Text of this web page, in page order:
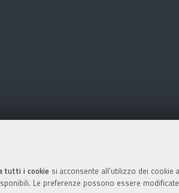
tutti i cookiesi acconsente all’utilizzo dei cookie
Le preferenze possono essere